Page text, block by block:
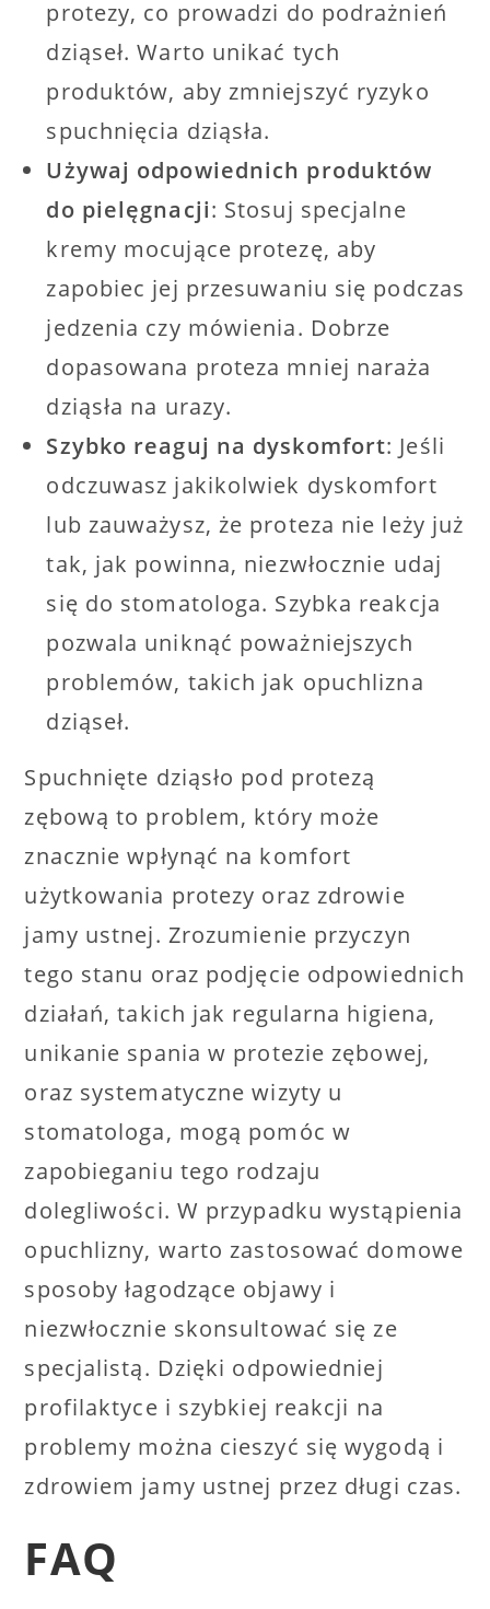
protezy, co prowadzi do podrażnień
dziąseł. Warto unikać tych
produktów, aby zmniejszyć ryzyko
spuchnięcia dziąsła.
Używaj odpowiednich produktów
do pielęgnacji: Stosuj specjalne
kremy mocujące protezę, aby
zapobiec jej przesuwaniu się podczas
jedzenia czy mówienia. Dobrze
dopasowana proteza mniej naraża
dziąsła na urazy.
Szybko reaguj na dyskomfort: Jeśli
odczuwasz jakikolwiek dyskomfort
lub zauważysz, że proteza nie leży już
tak, jak powinna, niezwłocznie udaj
się do stomatologa. Szybka reakcja
pozwala uniknąć poważniejszych
problemów, takich jak opuchlizna
dziąseł.
Spuchnięte dziąsło pod protezą
zębową to problem, który może
znacznie wpłynąć na komfort
użytkowania protezy oraz zdrowie
jamy ustnej. Zrozumienie przyczyn
tego stanu oraz podjęcie odpowiednich
działań, takich jak regularna higiena,
unikanie spania w protezie zębowej,
oraz systematyczne wizyty u
stomatologa, mogą pomóc w
zapobieganiu tego rodzaju
dolegliwości. W przypadku wystąpienia
opuchlizny, warto zastosować domowe
sposoby łagodzące objawy i
niezwłocznie skonsultować się ze
specjalistą. Dzięki odpowiedniej
profilaktyce i szybkiej reakcji na
problemy można cieszyć się wygodą i
zdrowiem jamy ustnej przez długi czas.
FAQ